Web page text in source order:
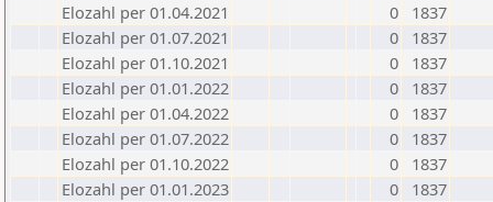
Elozahl per 01.04.2021
0
1837
Elozahl per 01.07.2021
0
1837
Elozahl per 01.10.2021
0
1837
Elozahl per 01.01.2022
0
1837
Elozahl per 01.04.2022
0
1837
Elozahl per 01.07.2022
0
1837
Elozahl per 01.10.2022
0
1837
Elozahl per 01.01.2023
0
1837